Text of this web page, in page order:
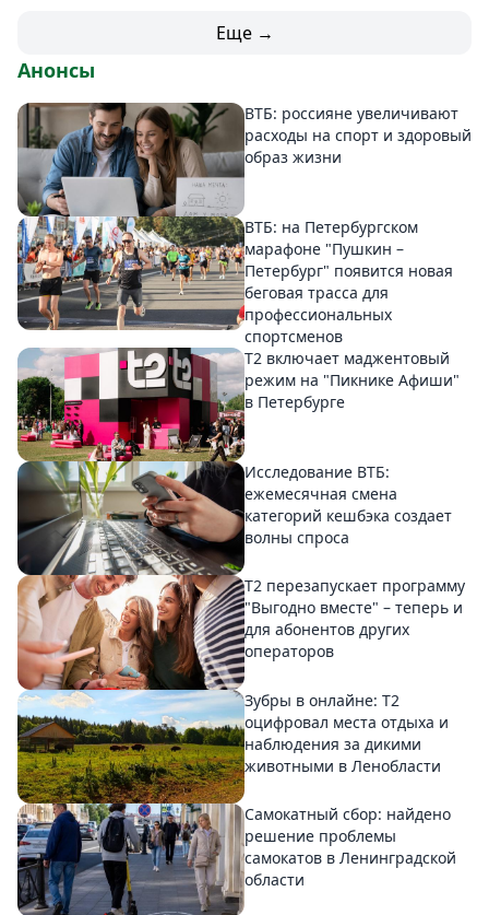
Еще →
Анонсы
ВТБ: россияне увеличивают
расходы на спорт и здоровый
образ жизни
ВТБ: на Петербургском
марафоне "Пушкин –
Петербург" появится новая
беговая трасса для
профессиональных
спортсменов
Т2 включает маджентовый
режим на "Пикнике Афиши"
в Петербурге
Исследование ВТБ:
ежемесячная смена
категорий кешбэка создает
волны спроса
Т2 перезапускает программу
"Выгодно вместе" – теперь и
для абонентов других
операторов
Зубры в онлайне: Т2
оцифровал места отдыха и
наблюдения за дикими
животными в Ленобласти
Самокатный сбор: найдено
решение проблемы
самокатов в Ленинградской
области